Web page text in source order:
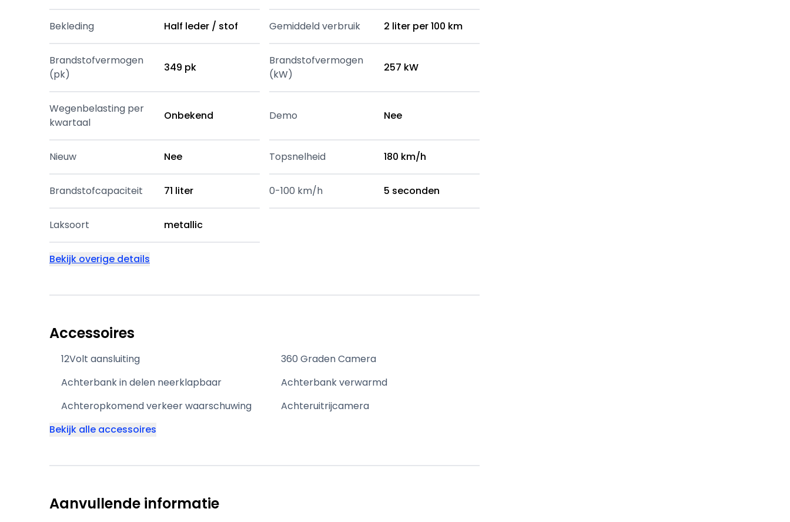
Bekleding Half leder / stof Gemiddeld verbruik 2 liter per 100 km
Brandstofvermogen
(pk)
349 pk
Brandstofvermogen
(kW)
257 kW
Wegenbelasting per
kwartaal
Onbekend Demo Nee
Nieuw Nee Topsnelheid 180 km/h
Brandstofcapaciteit 71 liter 0-100 km/h 5 seconden
Laksoort metallic
Bekijk overige details
Accessoires
12Volt aansluiting
360 Graden Camera
Achterbank in delen neerklapbaar
Achterbank verwarmd
Achteropkomend verkeer waarschuwing
Achteruitrijcamera
Bekijk alle accessoires
Aanvullende informatie